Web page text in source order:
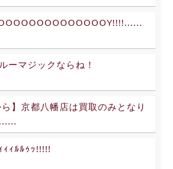
ーマジックならね！
ら】京都八幡店は買取のみとなり
ｨｨﾙﾙｩｯ!!!!!